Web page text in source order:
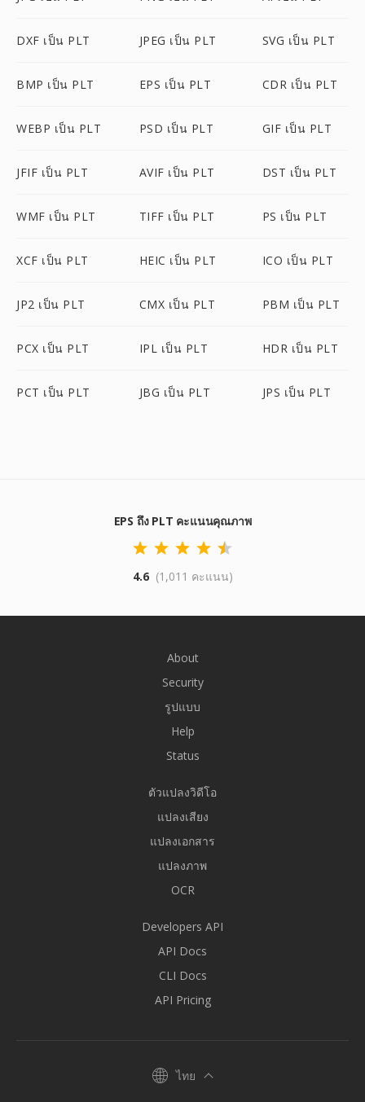
DXF เป็น PLT JPEG เป็น PLT SVG เป็น PLT
BMP เป็น PLT EPS เป็น PLT CDR เป็น PLT
WEBP เป็น PLT PSD เป็น PLT GIF เป็น PLT
JFIF เป็น PLT AVIF เป็น PLT DST เป็น PLT
WMF เป็น PLT TIFF เป็น PLT PS เป็น PLT
XCF เป็น PLT HEIC เป็น PLT ICO เป็น PLT
JP2 เป็น PLT CMX เป็น PLT PBM เป็น PLT
PCX เป็น PLT IPL เป็น PLT HDR เป็น PLT
PCT เป็น PLT JBG เป็น PLT JPS เป็น PLT
EPS ถึง PLT คะแนนคุณภาพ
4.6 (1,011 คะแนน)
About
Security
รูปแบบ
Help
Status
ตัวแปลงวิดีโอ
แปลงเสียง
แปลงเอกสาร
แปลงภาพ
OCR
Developers API
API Docs
CLI Docs
API Pricing
ไทย